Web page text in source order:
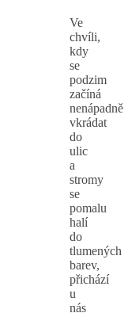
Ve
chvíli,
kdy
se
podzim
začíná
nenápadně
vkrádat
do
ulic
a
stromy
se
pomalu
halí
do
tlumených
barev,
přichází
u
nás